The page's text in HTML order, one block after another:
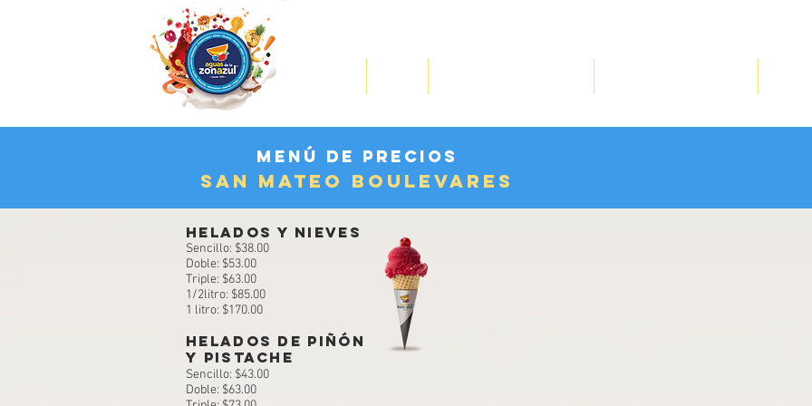
menú de precios
san mateo boulevares
HELADOS Y NIEVES
Sencillo: $38.00
Doble: $53.00
Triple: $63.00
1/2litro: $85.00
1 litro: $170.00
HELADOs DE PIÑÓN
Y PISTACHE
Sencillo: $43.00
Doble: $63.00​